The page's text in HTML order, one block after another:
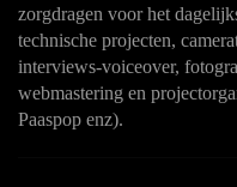
zorgdragen voor het
technische projecten,
interviews-voiceover,
webmastering en
Paaspop enz).